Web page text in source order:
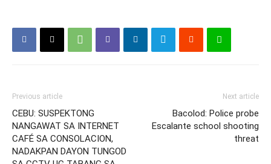
Previous article
CEBU: SUSPEKTONG
NANGAWAT SA INTERNET
CAFÉ SA CONSOLACION,
NADAKPAN DAYON TUNGOD
Next article
Bacolod: Police probe
Escalante school shooting
threat